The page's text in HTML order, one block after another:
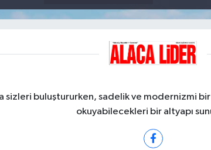
sizleri buluştururken, sadelik ve modernizmi
okuyabilecekleri bir altyapı